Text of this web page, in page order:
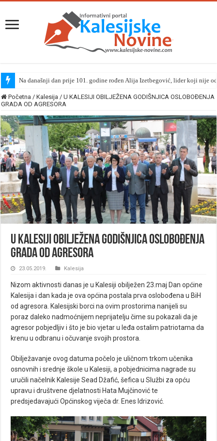
Na današnji dan prije 101. godine rođen Alija Izetbegović, lider koji nije
Kalesijsko ljeto 2026 | Uživanje za sve generacije: Šarenko zabavio
Početna / Kalesija / U KALESIJI OBILJEŽENA GODIŠNJICA OSLOBOĐENJA
GRADA OD AGRESORA
U KALESIJI OBILJEŽENA GODIŠNJICA OSLOBOĐENJA
GRADA OD AGRESORA
23.05.2019. Kalesija
Nizom aktivnosti danas je u Kalesiji obilježen 23.maj Dan općine
Kalesija i dan kada je ova općina postala prva oslobođena u BiH
od agresora. Kalesijski borci na ovim prostorima nanijeli su
poraz daleko nadmoćnijem neprijatelju čime su pokazali da je
agresor pobjedljiv i što je bio vjetar u leđa ostalim patriotama da
krenu u odbranu i očuvanje svojih prostora.
Obilježavanje ovog datuma počelo je uličnom trkom učenika
osnovnih i srednje škole u Kalesiji, a pobjednicima nagrade su
uručili načelnik Kalesije Sead Džafić, šefica u Službi za opću
upravu i društvene djelatnosti Hata Mujčinović te
predsjedavajući Općinskog viječa dr. Enes Idrizović.